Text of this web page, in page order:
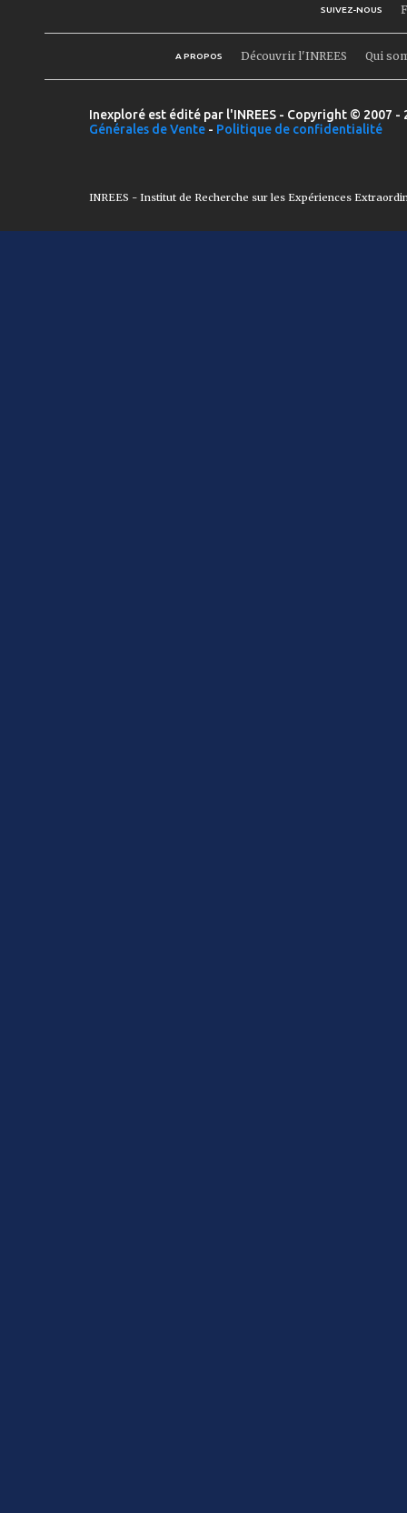
SUIVEZ-NOUS
A PROPOS Découvrir l'INREES Qui
Inexploré est édité par l'INREES - Copyright © 2007
Générales de Vente - Politique de confidentialité
INREES - Institut de Recherche sur les Expériences